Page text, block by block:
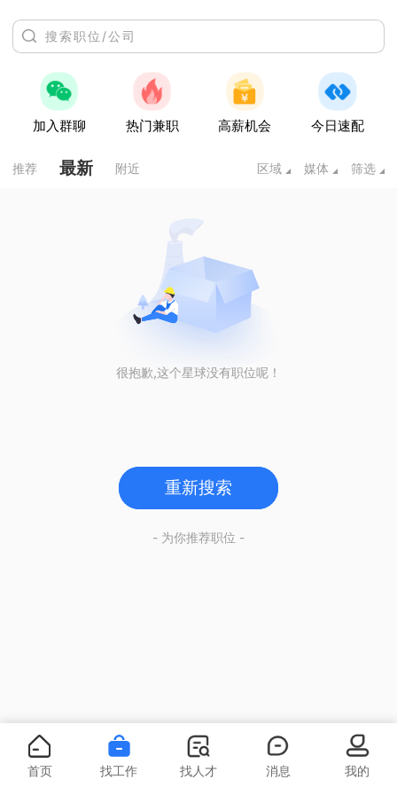
加入群聊 热门兼职 高薪机会 今日速配
推荐 最新 附近 区域 媒体 筛选
很抱歉,这个星球没有职位呢！
重新搜索
- 为你推荐职位 -
首页 找工作 找人才 消息 我的